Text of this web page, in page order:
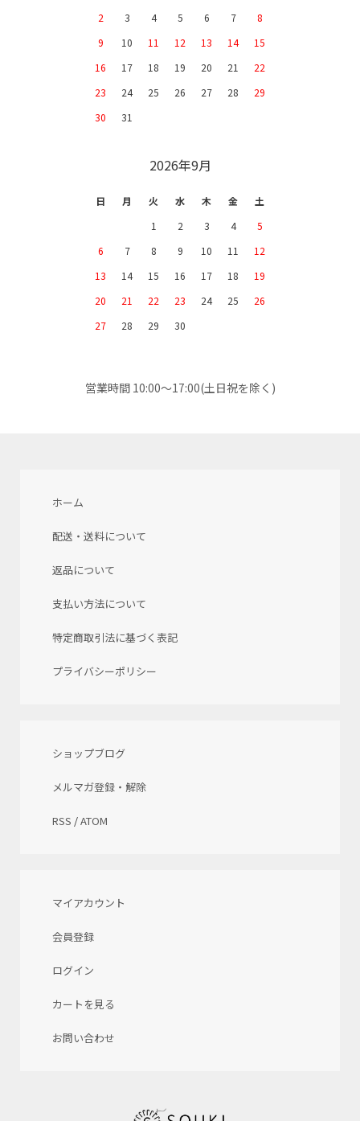
2
3 4 5 6 7
8
9
10 11 12 13 14
15
16
17 18 19 20 21
22
23
24 25 26 27 28
29
30
31
2026年9月
日 月 火 水 木 金
土
1
2 3 4
5
6
7 8 9 10 11
12
13
14 15 16 17 18
19
20
21 22 23 24 25
26
27
28 29 30
営業時間 10:00～17:00(土日祝を除く)
ホーム
配送・送料について
返品について
支払い方法について
特定商取引法に基づく表記
プライバシーポリシー
ショップブログ
メルマガ登録・解除
RSS /ATOM
マイアカウント
会員登録
ログイン
カートを見る
お問い合わせ